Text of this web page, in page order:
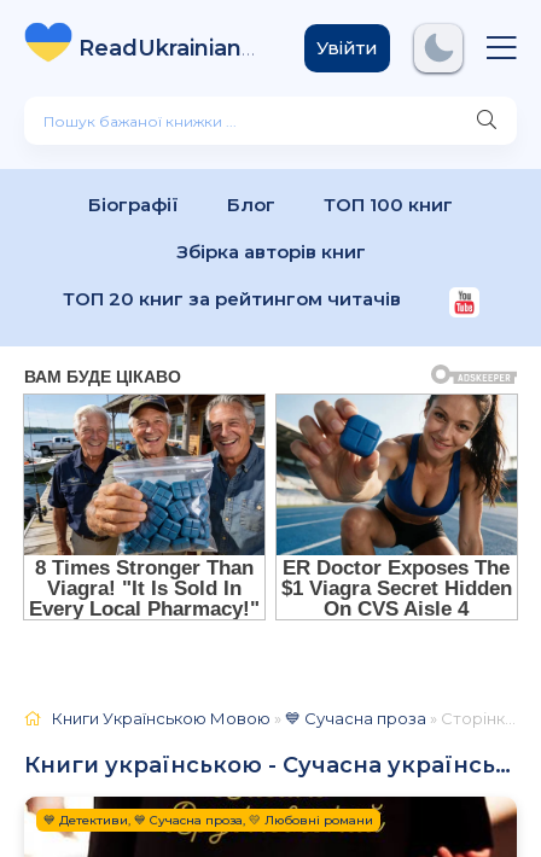
ReadUkrainian
Books .com
Увійти
Біографії Блог ТОП 100 книг
Збірка авторів книг
ТОП 20 книг за рейтингом читачів
Книги Українською Мовою »💙 Сучасна проза » Сторінка 5
Книги українською - Сучасна українська література
💙 Детективи, 💙 Сучасна проза, 💛 Любовні романи